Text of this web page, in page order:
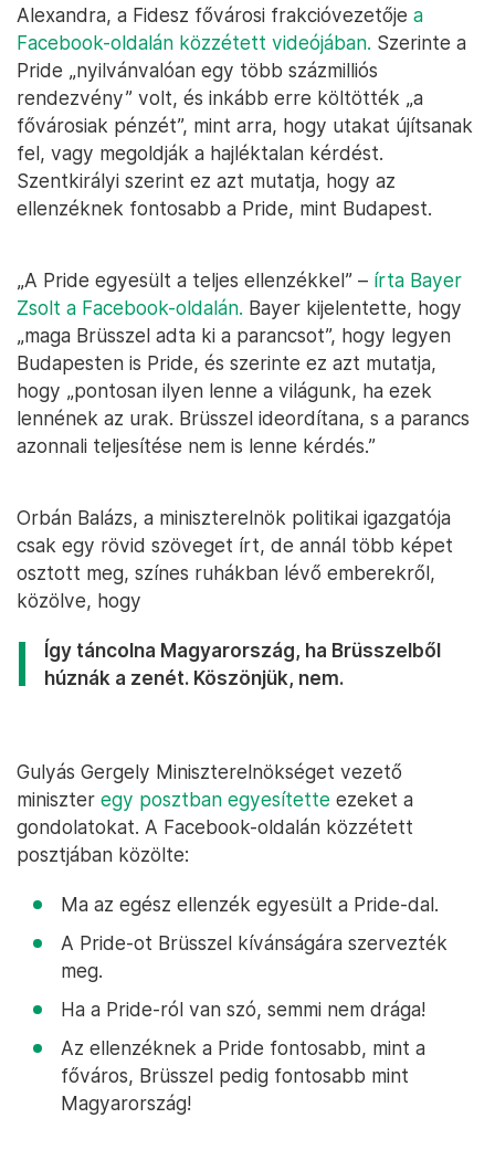
Alexandra, a Fidesz fővárosi frakcióvezetője a
Facebook-oldalán közzétett videójában. Szerinte a
Pride „nyilvánvalóan egy több százmilliós
rendezvény” volt, és inkább erre költötték „a
fővárosiak pénzét”, mint arra, hogy utakat újítsanak
fel, vagy megoldják a hajléktalan kérdést.
Szentkirályi szerint ez azt mutatja, hogy az
ellenzéknek fontosabb a Pride, mint Budapest.
„A Pride egyesült a teljes ellenzékkel” – írta Bayer
Zsolt a Facebook-oldalán. Bayer kijelentette, hogy
„maga Brüsszel adta ki a parancsot”, hogy legyen
Budapesten is Pride, és szerinte ez azt mutatja,
hogy „pontosan ilyen lenne a világunk, ha ezek
lennének az urak. Brüsszel ideordítana, s a parancs
azonnali teljesítése nem is lenne kérdés.”
Orbán Balázs, a miniszterelnök politikai igazgatója
csak egy rövid szöveget írt, de annál több képet
osztott meg, színes ruhákban lévő emberekről,
közölve, hogy
Így táncolna Magyarország, ha Brüsszelből
húznák a zenét. Köszönjük, nem.
Gulyás Gergely Miniszterelnökséget vezető
miniszter egy posztban egyesítette ezeket a
gondolatokat. A Facebook-oldalán közzétett
posztjában közölte:
Ma az egész ellenzék egyesült a Pride-dal.
A Pride-ot Brüsszel kívánságára szervezték
meg.
Ha a Pride-ról van szó, semmi nem drága!
Az ellenzéknek a Pride fontosabb, mint a
főváros, Brüsszel pedig fontosabb mint
Magyarország!